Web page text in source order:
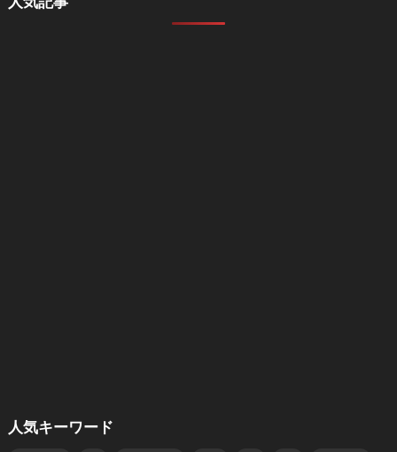
人気キーワード